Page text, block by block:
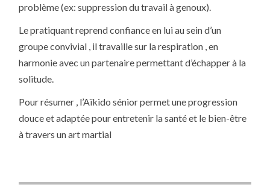
problème (ex: suppression du travail à genoux).
Le pratiquant reprend confiance en lui au sein d’un
groupe convivial , il travaille sur la respiration , en
harmonie avec un partenaire permettant d’échapper à la
solitude.
Pour résumer , l’Aïkido sénior permet une progression
douce et adaptée pour entretenir la santé et le bien-être
à travers un art martial